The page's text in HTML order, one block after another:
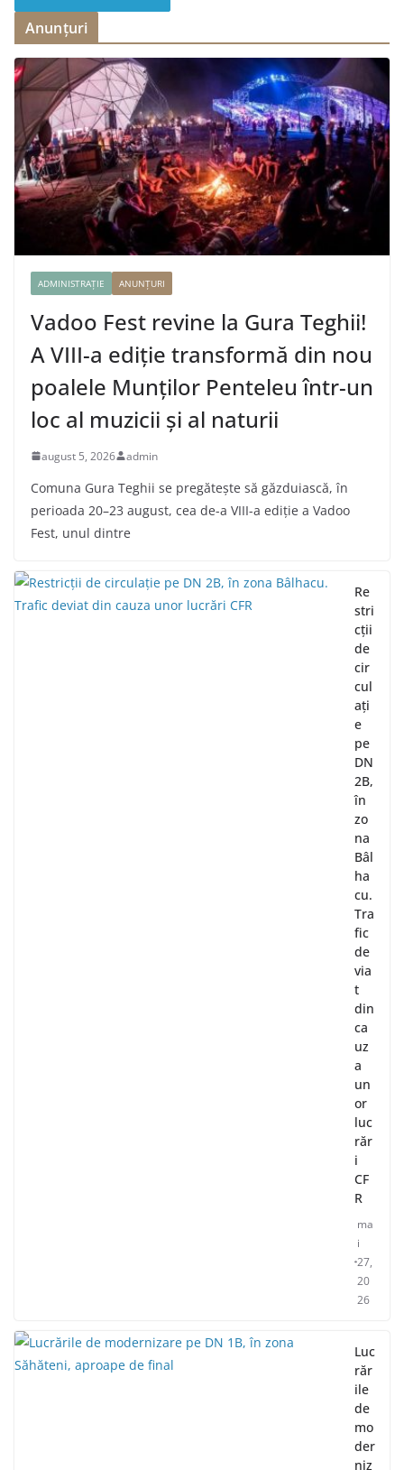
Anunțuri
ADMINISTRAȚIE ANUNȚURI
Vadoo Fest revine la Gura Teghii!
A VIII-a ediție transformă din nou
poalele Munților Penteleu într-un
loc al muzicii și al naturii
august 5, 2026 admin
Comuna Gura Teghii se pregătește să găzduiască, în
perioada 20–23 august, cea de-a VIII-a ediție a Vadoo
Fest, unul dintre
Re
stri
cții
de
cir
cul
ați
e
pe
DN
2B,
în
zo
na
Bâl
ha
cu.
Tra
fic
de
via
t
din
ca
uz
a
un
or
luc
răr
i
CF
R
ma
i
27,
20
26
Luc
răr
ile
de
mo
der
niz